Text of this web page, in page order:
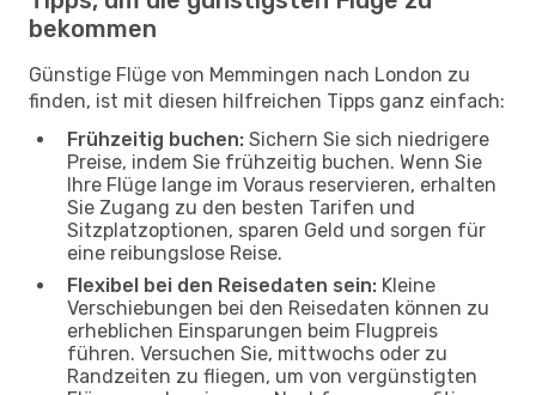
bekommen
Günstige Flüge von Memmingen nach London zu
finden, ist mit diesen hilfreichen Tipps ganz einfach:
Frühzeitig buchen: Sichern Sie sich niedrigere
Preise, indem Sie frühzeitig buchen. Wenn Sie
Ihre Flüge lange im Voraus reservieren, erhalten
Sie Zugang zu den besten Tarifen und
Sitzplatzoptionen, sparen Geld und sorgen für
eine reibungslose Reise.
Flexibel bei den Reisedaten sein: Kleine
Verschiebungen bei den Reisedaten können zu
erheblichen Einsparungen beim Flugpreis
führen. Versuchen Sie, mittwochs oder zu
Randzeiten zu fliegen, um von vergünstigten